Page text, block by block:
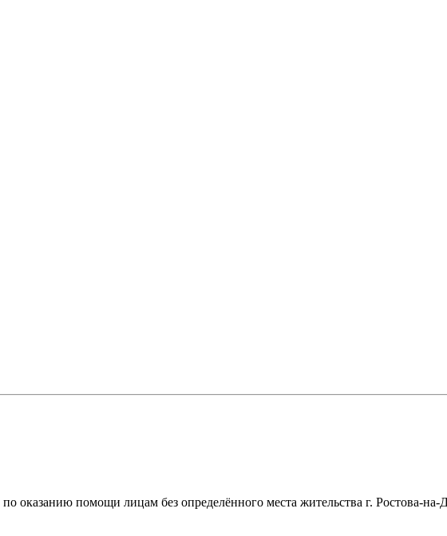
помощи лицам без определённого места жительства г. Ростова-на-